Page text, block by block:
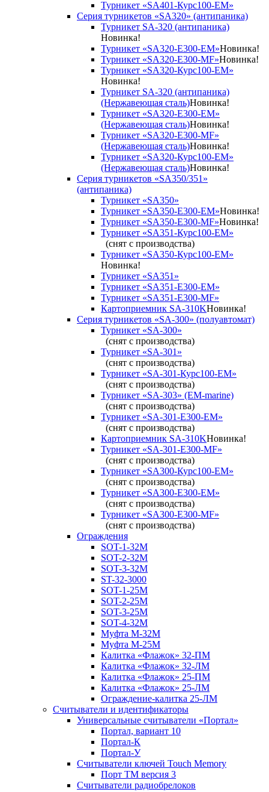
Турникет «SA401-Курс100-EM»
Серия турникетов «SA320» (антипаника)
Турникет SA-320 (антипаника)
Новинка!
Турникет «SA320-Е300-EM»Новинка!
Турникет «SA320-Е300-MF»Новинка!
Турникет «SA320-Курс100-EM»
Новинка!
Турникет SA-320 (антипаника)
(Нержавеющая сталь)Новинка!
Турникет «SA320-Е300-EM»
(Нержавеющая сталь)Новинка!
Турникет «SA320-Е300-MF»
(Нержавеющая сталь)Новинка!
Турникет «SA320-Курс100-EM»
(Нержавеющая сталь)Новинка!
Серия турникетов «SA350/351»
(антипаника)
Турникет «SA350»
Турникет «SA350-Е300-EM»Новинка!
Турникет «SA350-Е300-MF»Новинка!
Турникет «SA351-Курс100-ЕМ»
(снят с производства)
Турникет «SA350-Курс100-EM»
Новинка!
Турникет «SA351»
Турникет «SA351-Е300-ЕМ»
Турникет «SA351-Е300-MF»
Картоприемник SA-310KНовинка!
Серия турникетов «SA-300» (полуавтомат)
Турникет «SA-300»
(снят с производства)
Турникет «SA-301»
(снят с производства)
Турникет «SA-301-Курс100-ЕМ»
(снят с производства)
Турникет «SA-303» (EM-marine)
(снят с производства)
Турникет «SA-301-Е300-ЕМ»
(снят с производства)
Картоприемник SA-310KНовинка!
Турникет «SA-301-Е300-MF»
(снят с производства)
Турникет «SA300-Курс100-ЕМ»
(снят с производства)
Турникет «SA300-Е300-EM»
(снят с производства)
Турникет «SA300-Е300-MF»
(снят с производства)
Ограждения
SOT-1-32М
SOT-2-32М
SOT-3-32М
ST-32-3000
SOT-1-25М
SOT-2-25М
SOT-3-25М
SOT-4-32M
Муфта M-32М
Муфта M-25М
Калитка «Флажок» 32-ПМ
Калитка «Флажок» 32-ЛМ
Калитка «Флажок» 25-ПМ
Калитка «Флажок» 25-ЛМ
Ограждение-калитка 25-ЛМ
Считыватели и идентификаторы
Универсальные считыватели «Портал»
Портал, вариант 10
Портал-К
Портал-У
Считыватели ключей Touch Memory
Порт TM версия 3
Считыватели радиобрелоков